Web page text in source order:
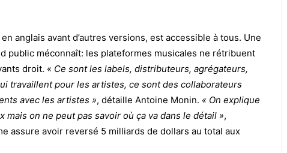
anglais avant d’autres versions, est accessible à tous. Une
public méconnaît: les plateformes musicales ne rétribuent
droit. « Ce sont les labels, distributeurs, agrégateurs,
travaillent pour les artistes, ce sont des collaborateurs
avec les artistes », détaille Antoine Monin. « On explique
mais on ne peut pas savoir où ça va dans le détail »,
assure avoir reversé 5 milliards de dollars au total aux